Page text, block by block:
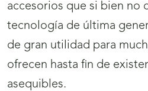
accesorios que si bien no
tecnología de última
de gran utilidad para
ofrecen hasta fin de
asequibles.